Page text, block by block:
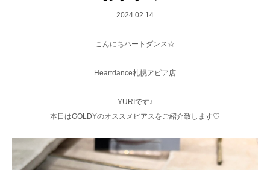
2024.02.14
こんにちハートダンス☆
Heartdance札幌アピア店
YURIです♪
本日はGOLDYのオススメピアスをご紹介致します♡